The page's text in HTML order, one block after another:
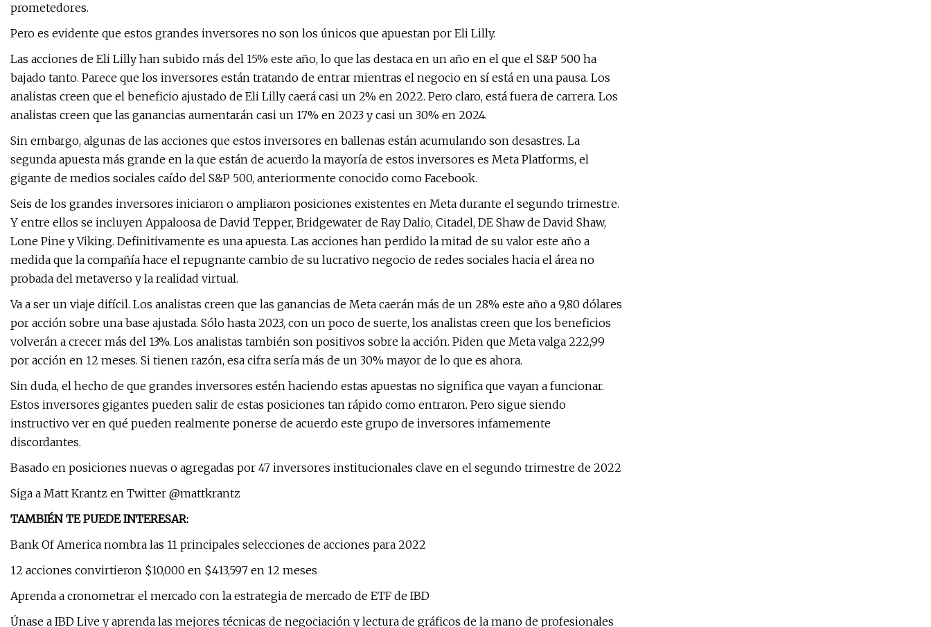
prometedores.
Pero es evidente que estos grandes inversores no son los únicos que apuestan por Eli Lilly.
Las acciones de Eli Lilly han subido más del 15% este año, lo que las destaca en un año en el que el S&P 500 ha
bajado tanto. Parece que los inversores están tratando de entrar mientras el negocio en sí está en una pausa. Los
analistas creen que el beneficio ajustado de Eli Lilly caerá casi un 2% en 2022. Pero claro, está fuera de carrera. Los
analistas creen que las ganancias aumentarán casi un 17% en 2023 y casi un 30% en 2024.
Sin embargo, algunas de las acciones que estos inversores en ballenas están acumulando son desastres. La
segunda apuesta más grande en la que están de acuerdo la mayoría de estos inversores es Meta Platforms, el
gigante de medios sociales caído del S&P 500, anteriormente conocido como Facebook.
Seis de los grandes inversores iniciaron o ampliaron posiciones existentes en Meta durante el segundo trimestre.
Y entre ellos se incluyen Appaloosa de David Tepper, Bridgewater de Ray Dalio, Citadel, DE Shaw de David Shaw,
Lone Pine y Viking. Definitivamente es una apuesta. Las acciones han perdido la mitad de su valor este año a
medida que la compañía hace el repugnante cambio de su lucrativo negocio de redes sociales hacia el área no
probada del metaverso y la realidad virtual.
Va a ser un viaje difícil. Los analistas creen que las ganancias de Meta caerán más de un 28% este año a 9,80 dólares
por acción sobre una base ajustada. Sólo hasta 2023, con un poco de suerte, los analistas creen que los beneficios
volverán a crecer más del 13%. Los analistas también son positivos sobre la acción. Piden que Meta valga 222,99
por acción en 12 meses. Si tienen razón, esa cifra sería más de un 30% mayor de lo que es ahora.
Sin duda, el hecho de que grandes inversores estén haciendo estas apuestas no significa que vayan a funcionar.
Estos inversores gigantes pueden salir de estas posiciones tan rápido como entraron. Pero sigue siendo
instructivo ver en qué pueden realmente ponerse de acuerdo este grupo de inversores infamemente
discordantes.
Basado en posiciones nuevas o agregadas por 47 inversores institucionales clave en el segundo trimestre de 2022
Siga a Matt Krantz en Twitter @mattkrantz
TAMBIÉN TE PUEDE INTERESAR:
Bank Of America nombra las 11 principales selecciones de acciones para 2022
12 acciones convirtieron $10,000 en $413,597 en 12 meses
Aprenda a cronometrar el mercado con la estrategia de mercado de ETF de IBD
Únase a IBD Live y aprenda las mejores técnicas de negociación y lectura de gráficos de la mano de profesionales